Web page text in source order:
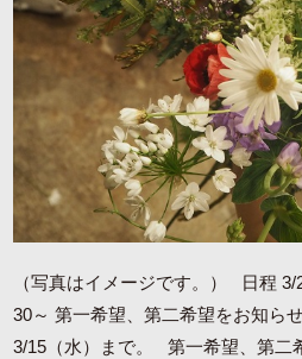
（写真はイメージです。） 日程 3/
30～ 第一希望、第二希望をお知ら
3/15（水）まで。 第一希望、第二